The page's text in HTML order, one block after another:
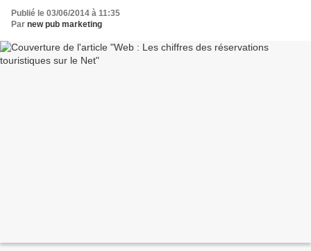
Publié le 03/06/2014 à 11:35
Par new pub marketing